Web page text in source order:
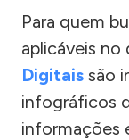
Para quem
aplicáveis no
Digitais são
infográficos
informações